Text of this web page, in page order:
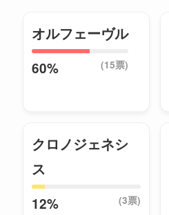
オルフェーヴル
60% (15票)
クロノジェネシ
ス
12% (3票)